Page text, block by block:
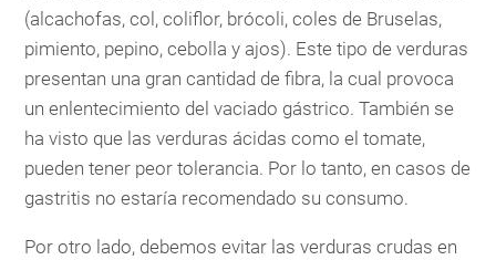
(alcachofas, col, coliflor, brócoli, coles de Bruselas,
pimiento, pepino, cebolla y ajos). Este tipo de verduras
presentan una gran cantidad de fibra, la cual provoca
un enlentecimiento del vaciado gástrico. También se
ha visto que las verduras ácidas como el tomate,
pueden tener peor tolerancia. Por lo tanto, en casos de
gastritis no estaría recomendado su consumo.
Por otro lado, debemos evitar las verduras crudas en